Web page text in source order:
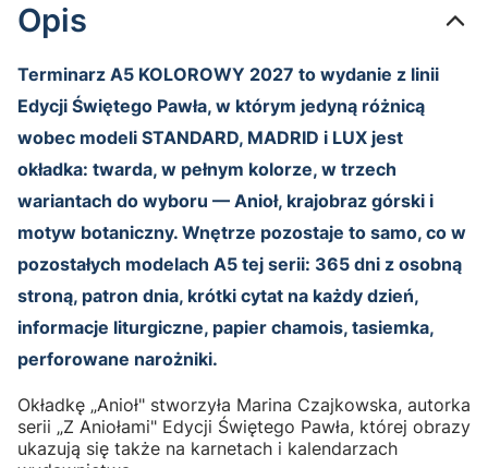
Opis
Terminarz A5 KOLOROWY 2027 to wydanie z linii
Edycji Świętego Pawła, w którym jedyną różnicą
wobec modeli STANDARD, MADRID i LUX jest
okładka: twarda, w pełnym kolorze, w trzech
wariantach do wyboru — Anioł, krajobraz górski i
motyw botaniczny. Wnętrze pozostaje to samo, co w
pozostałych modelach A5 tej serii: 365 dni z osobną
stroną, patron dnia, krótki cytat na każdy dzień,
informacje liturgiczne, papier chamois, tasiemka,
perforowane narożniki.
Okładkę „Anioł" stworzyła Marina Czajkowska, autorka
serii „Z Aniołami" Edycji Świętego Pawła, której obrazy
ukazują się także na karnetach i kalendarzach